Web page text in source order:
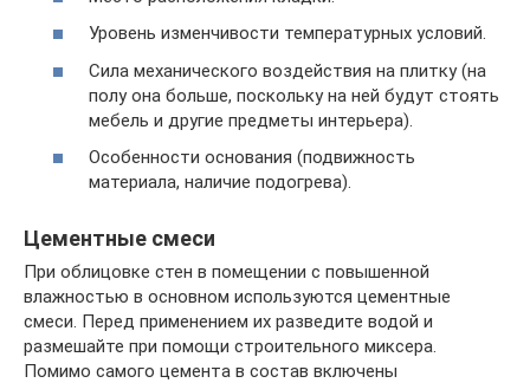
Уровень изменчивости температурных условий.
Сила механического воздействия на плитку (на
полу она больше, поскольку на ней будут стоять
мебель и другие предметы интерьера).
Особенности основания (подвижность
материала, наличие подогрева).
Цементные смеси
При облицовке стен в помещении с повышенной
влажностью в основном используются цементные
смеси. Перед применением их разведите водой и
размешайте при помощи строительного миксера.
Помимо самого цемента в состав включены